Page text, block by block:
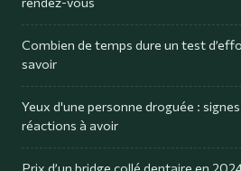
Combien de temps dure un test
savoir
Yeux d'une personne droguée :
réactions à avoir
Prix d’un bridge collé dentaire en